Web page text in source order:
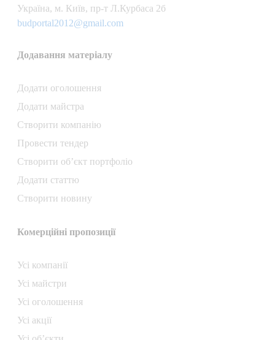
Українa, м. Київ, пр-т Л.Курбаса 2б
budportal2012@gmail.com
Додавання матеріалу
Додати oголошення
Додати майстра
Створити компанiю
Провести тендер
Створити об’єкт портфоліо
Додати статтю
Створити новину
Комерційні пропозиції
Усі компанії
Усі майстри
Усі оголошення
Усі акції